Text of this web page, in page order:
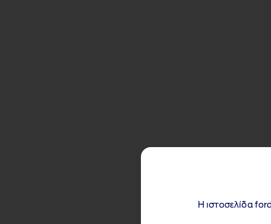
Η ιστοσελίδα